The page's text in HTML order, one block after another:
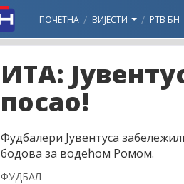
ПОЧЕТНА ВИЈЕСТИ РТВ БН
ИТА:
посао!
Фудбалери Јувентуса
бодова за водећом Ромом.
ФУДБАЛ